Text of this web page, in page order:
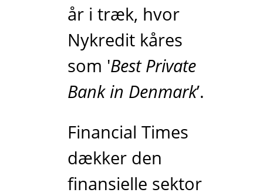
år i træk, hvor
Nykredit kåres
som 'Best Private
Bank in Denmark’.
Financial Times
dækker den
finansielle sektor